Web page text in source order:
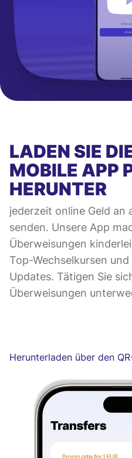
LADEN SIE
MOBILE APP
HERUNTER
jederzeit online Geld an
senden. Unsere App
Überweisungen
Top-Wechselkursen
Updates. Tätigen Sie
Überweisungen
Herunterladen über den